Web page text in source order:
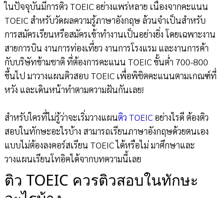
ในปัจจุบันมีการติว TOEIC อย่างแพร่หลาย เนื่องจากคะแนน
TOEIC สำหรับวัดผลความรู้ภาษาอังกฤษ ล้วนจำเป็นสำหรับ
การสมัครเรียนหรือสมัครเข้าทำงานเป็นอย่างยิ่ง โดยเฉพาะงาน
สายการบิน งานการท่องเที่ยว งานการโรงแรม และงานการค้า
กับบริษัทข้ามชาติ ที่ต้องการคะแนน TOEIC ขั้นต่ำ 700-800
ขึ้นไป มาวางแผนติวสอบ TOEIC เพื่อพิชิตคะแนนตามเกณฑ์ที่
หวัง และเดินหน้าทำตามความฝันกันเลย!
สำหรับใครที่ไม่รู้ว่าจะเริ่มวางแผนติว TOEICอย่างไรดี ต้องติว
สอบในทักษะอะไรบ้าง สามารถเรียนภาษาอังกฤษด้วยตนเอง
แบบไม่ต้องลงคอร์สเรียน TOEIC ได้หรือไม่ มาศึกษาและ
วางแผนเรียนโทอิคได้จากบทความนี้เลย
ติว TOEIC ควรติวสอบในทักษะ